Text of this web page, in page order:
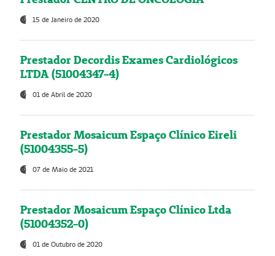
15 de Janeiro de 2020
Prestador Decordis Exames Cardiológicos
LTDA (51004347-4)
01 de Abril de 2020
Prestador Mosaicum Espaço Clínico Eireli
(51004355-5)
07 de Maio de 2021
Prestador Mosaicum Espaço Clínico Ltda
(51004352-0)
01 de Outubro de 2020